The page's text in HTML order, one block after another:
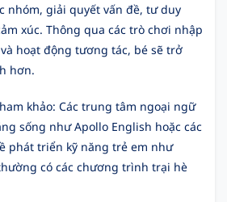
nhóm, giải quyết vấn đề, tư duy
xúc. Thông qua các trò chơi nhập
hoạt động tương tác, bé sẽ trở
hơn.
khảo: Các trung tâm ngoại ngữ
sống như Apollo English hoặc các
phát triển kỹ năng trẻ em như
có các chương trình trại hè